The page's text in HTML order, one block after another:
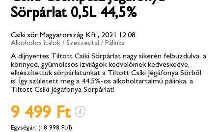
Sörpárlat 0,5L 44,5%
Csíki sör Magyarország Kft., 2021.12.08.
Alkoholos italok / Szeszesital / Pálinka
A díjnyertes Tiltott Csíki Sörpárlat nagy sikerén felbuzdulva, a
könnyed, gyümölcsös ízvilágok kedvelőinek kedveskedve,
elkészítettük sörpárlatunkat a Tiltott Csíki Jégáfonya Sörből
is! Így született meg a 44,5%-os alkoholtartalmú pálinka, a
Tiltott Csíki Jégáfonya Sörpárlat!
9 499 Ft
(18 998 Ft/l)